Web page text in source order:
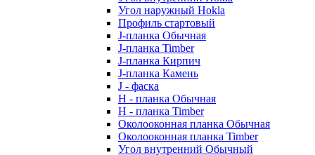
Угол наружный Hokla
Профиль стартовый
J-планка Обычная
J-планка Timber
J-планка Кирпич
J-планка Камень
J - фаска
Н - планка Обычная
Н - планка Timber
Околооконная планка Обычная
Околооконная планка Timber
Угол внутренний Обычный